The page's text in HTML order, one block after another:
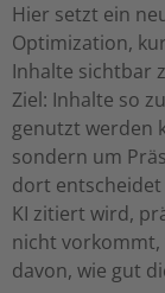
Hier setzt ein
Optimization,
Inhalte sichtbar
Ziel: Inhalte so
genutzt werden
sondern um
dort entscheidet
KI zitiert wird,
nicht
davon, wie gut